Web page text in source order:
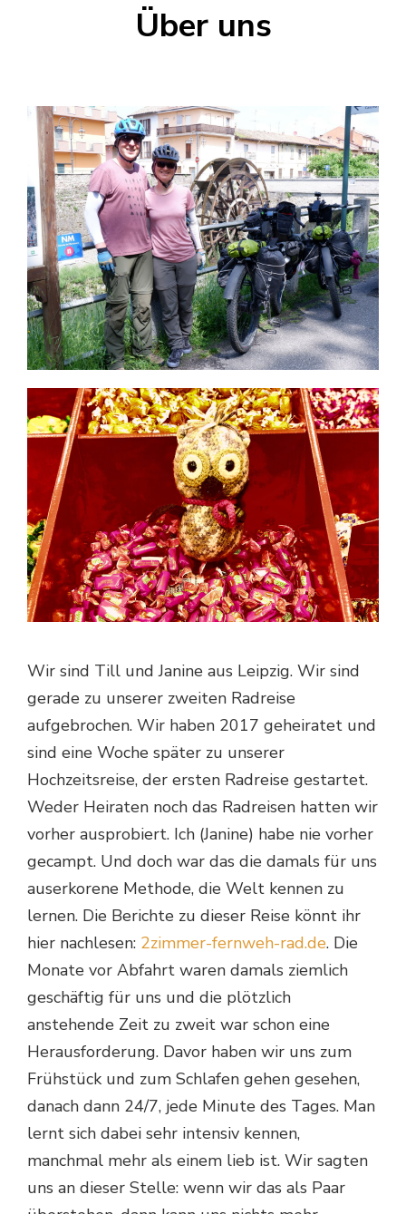
Über uns
Wir sind Till und Janine aus Leipzig. Wir sind
gerade zu unserer zweiten Radreise
aufgebrochen. Wir haben 2017 geheiratet und
sind eine Woche später zu unserer
Hochzeitsreise, der ersten Radreise gestartet.
Weder Heiraten noch das Radreisen hatten wir
vorher ausprobiert. Ich (Janine) habe nie vorher
gecampt. Und doch war das die damals für uns
auserkorene Methode, die Welt kennen zu
lernen. Die Berichte zu dieser Reise könnt ihr
hier nachlesen: 2zimmer-fernweh-rad.de. Die
Monate vor Abfahrt waren damals ziemlich
geschäftig für uns und die plötzlich
anstehende Zeit zu zweit war schon eine
Herausforderung. Davor haben wir uns zum
Frühstück und zum Schlafen gehen gesehen,
danach dann 24/7, jede Minute des Tages. Man
lernt sich dabei sehr intensiv kennen,
manchmal mehr als einem lieb ist. Wir sagten
uns an dieser Stelle: wenn wir das als Paar